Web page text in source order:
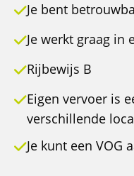
Je bent
Je werkt graag in
Rijbewijs B
Eigen vervoer is
verschillende
Je kunt een VOG